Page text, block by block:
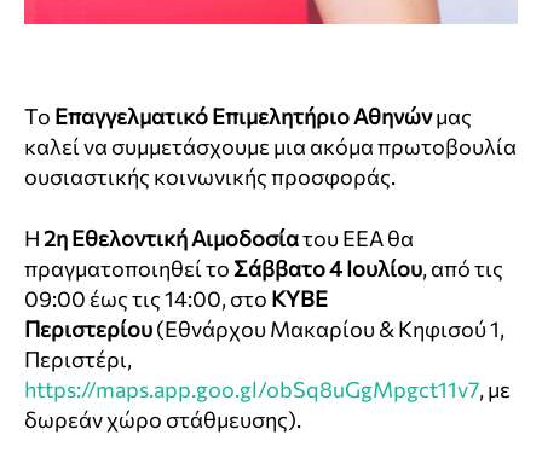
Το Επαγγελματικό Επιμελητήριο Αθηνώνμας
καλεί να συμμετάσχουμε μια ακόμα πρωτοβουλία
ουσιαστικής κοινωνικής προσφοράς.
Η2η Εθελοντική Αιμοδοσίατου ΕΕΑ θα
πραγματοποιηθεί τοΣάββατο 4 Ιουλίου, από τις
09:00 έως τις 14:00, στο ΚΥΒΕ
Περιστερίου(Εθνάρχου Μακαρίου & Κηφισού 1,
Περιστέρι,
https://maps.app.goo.gl/obSq8uGgMpgct11v7, με
δωρεάν χώρο στάθμευσης).